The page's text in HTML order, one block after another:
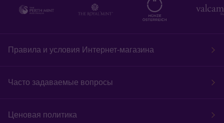
Правила и условия Интернет-магазина
Часто задаваемые вопросы
Ценовая политика